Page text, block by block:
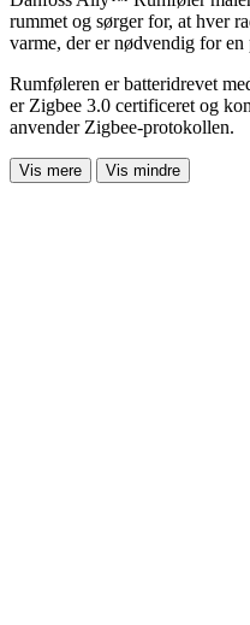
rummet og sørger for, at hver
varme, der er nødvendig for en
Rumføleren er batteridrevet
er Zigbee 3.0 certificeret og
anvender Zigbee-protokollen.
Vis mere Vis mindre